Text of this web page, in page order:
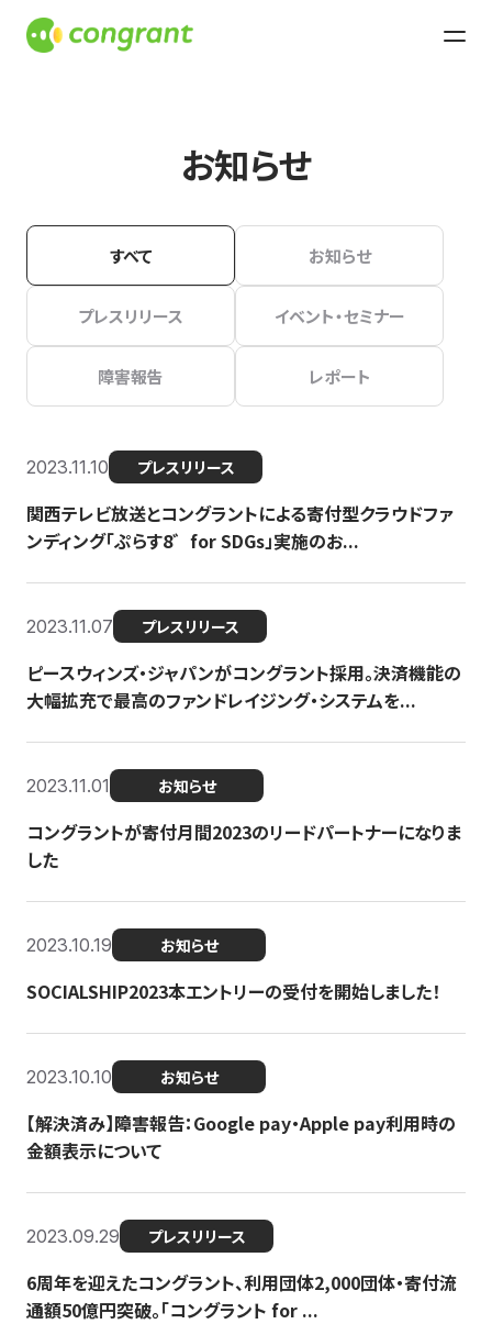
お知らせ
すべて お知らせ
プレスリリース イベント・セミナー
障害報告 レポート
2023.11.10 プレスリリース
関西テレビ放送とコングラントによる寄付型クラウドファ
ンディング「ぷらす8゛for SDGs」実施のお...
2023.11.07 プレスリリース
ピースウィンズ・ジャパンがコングラント採用。決済機能の
大幅拡充で最高のファンドレイジング・システムを...
2023.11.01 お知らせ
コングラントが寄付月間2023のリードパートナーになりま
した
2023.10.19 お知らせ
SOCIALSHIP2023本エントリーの受付を開始しました！
2023.10.10 お知らせ
【解決済み】障害報告：Google pay・Apple pay利用時の
金額表示について
2023.09.29 プレスリリース
6周年を迎えたコングラント、利用団体2,000団体・寄付流
通額50億円突破。「コングラント for ...